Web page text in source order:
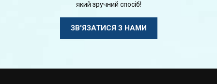
який зручний спосіб!
ЗВ'ЯЗАТИСЯ З НАМИ